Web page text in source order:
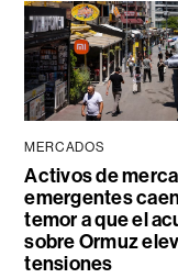
MERCADOS
Activos de
emergentes
temor a que el
sobre Ormuz
tensiones